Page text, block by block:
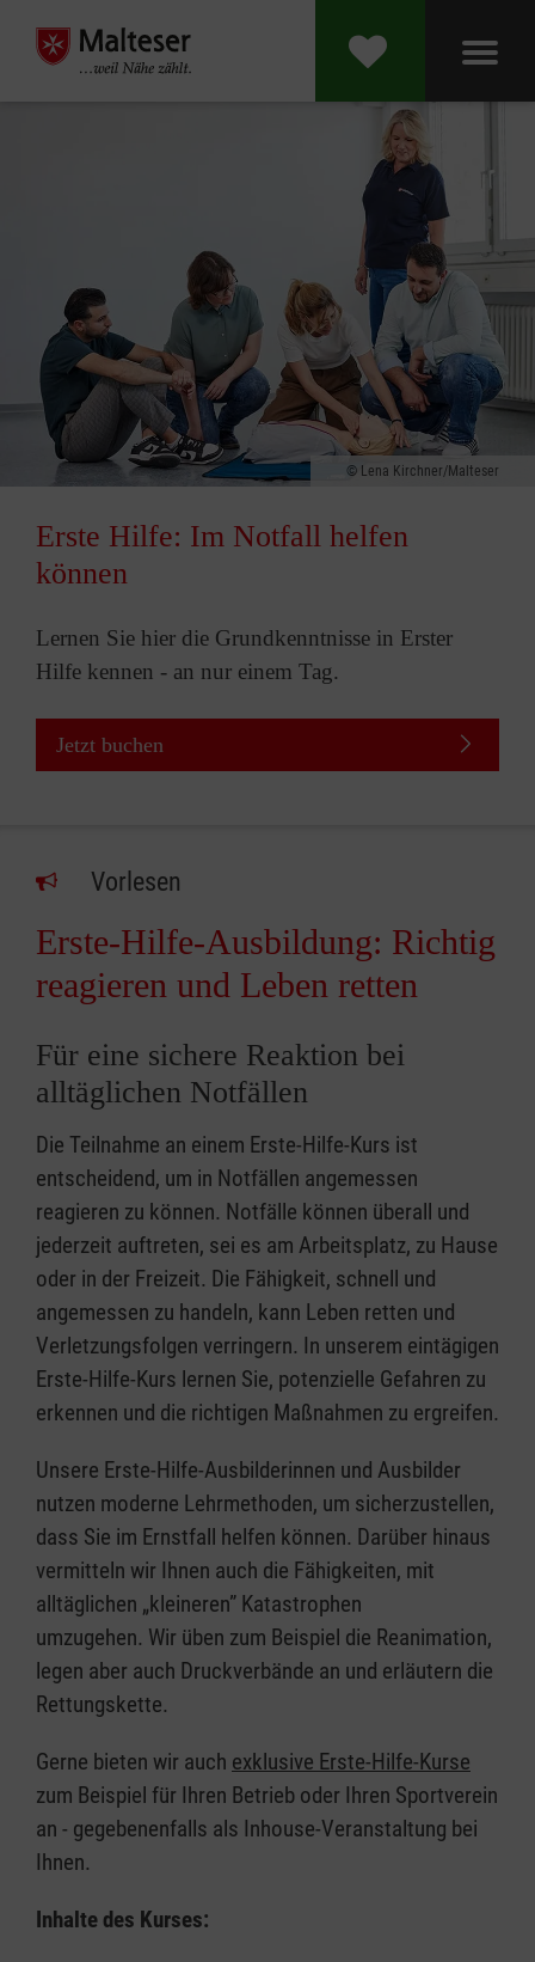
Lena Kirchner/Malteser
Erste Hilfe: Im Notfall helfen
können
Lernen Sie hier die Grundkenntnisse in Erster
Hilfe kennen - an nur einem Tag.
Jetzt buchen
Vorlesen
Erste-Hilfe-Ausbildung: Richtig
reagieren und Leben retten
Für eine sichere Reaktion bei
alltäglichen Notfällen
Die Teilnahme an einem Erste-Hilfe-Kurs ist
entscheidend, um in Notfällen angemessen
reagieren zu können. Notfälle können überall und
jederzeit auftreten, sei es am Arbeitsplatz, zu Hause
oder in der Freizeit. Die Fähigkeit, schnell und
angemessen zu handeln, kann Leben retten und
Verletzungsfolgen verringern. In unserem eintägigen
Erste-Hilfe-Kurs lernen Sie, potenzielle Gefahren zu
erkennen und die richtigen Maßnahmen zu ergreifen.
Unsere Erste-Hilfe-Ausbilderinnen und Ausbilder
nutzen moderne Lehrmethoden, um sicherzustellen,
dass Sie im Ernstfall helfen können. Darüber hinaus
vermitteln wir Ihnen auch die Fähigkeiten, mit
alltäglichen „kleineren” Katastrophen
umzugehen. Wir üben zum Beispiel die Reanimation,
legen aber auch Druckverbände an und erläutern die
Rettungskette.
Gerne bieten wir auch exklusive Erste-Hilfe-Kurse
zum Beispiel für Ihren Betrieb oder Ihren Sportverein
an - gegebenenfalls als Inhouse-Veranstaltung bei
Ihnen.
Inhalte des Kurses: